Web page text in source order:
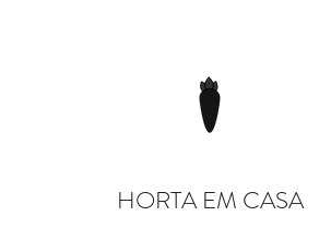
HORTA EM CASA